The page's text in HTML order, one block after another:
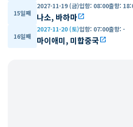
15일째
2027-11-19 (금)입항: 08:00출항:
나소, 바하마open_in_new
16일째
2027-11-20 (토)입항: 07:00출항: -
마이애미, 미합중국open_in_new